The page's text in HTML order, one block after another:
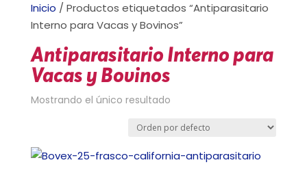
Inicio / Productos etiquetados “Antiparasitario
Interno para Vacas y Bovinos”
Antiparasitario Interno para
Vacas y Bovinos
Mostrando el único resultado